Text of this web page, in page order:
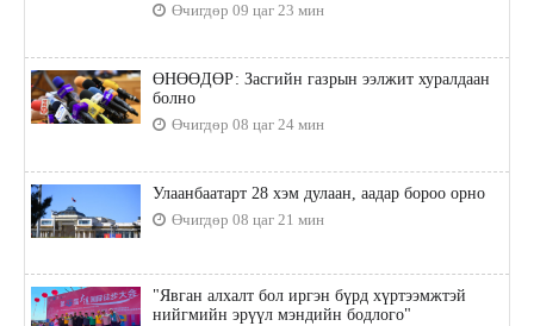
Өчигдөр 09 цаг 23 мин
ӨНӨӨДӨР: Засгийн газрын ээлжит хуралдаан
болно
Өчигдөр 08 цаг 24 мин
Улаанбаатарт 28 хэм дулаан, аадар бороо орно
Өчигдөр 08 цаг 21 мин
"Явган алхалт бол иргэн бүрд хүртээмжтэй
нийгмийн эрүүл мэндийн бодлого"